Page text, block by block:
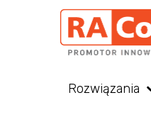
Rozwiązania